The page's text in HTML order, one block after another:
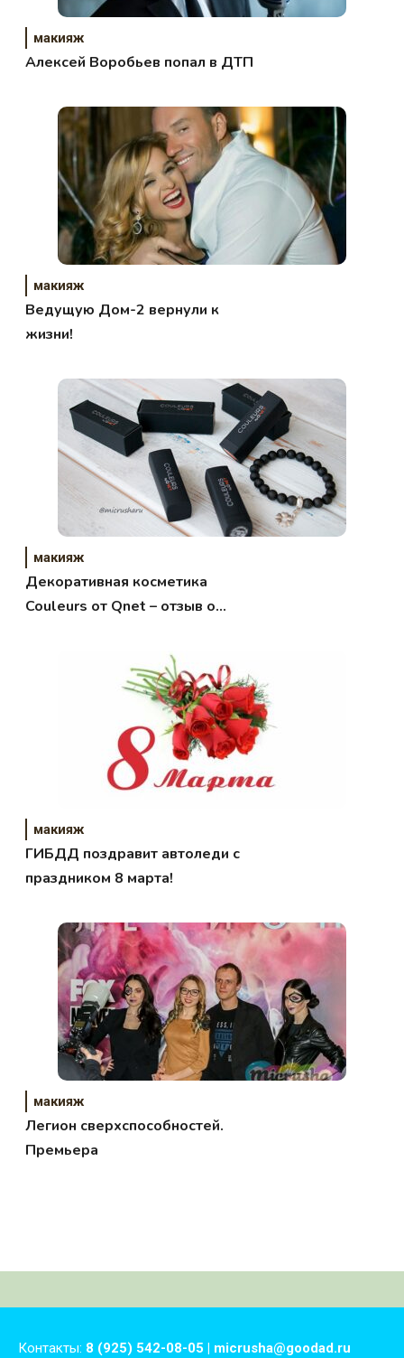
макияж
Алексей Воробьев попал в ДТП
макияж
Ведущую Дом-2 вернули к
жизни!
макияж
Декоративная косметика
Couleurs от Qnet – отзыв о
макияж
ГИБДД поздравит автоледи с
праздником 8 марта!
макияж
Легион сверхспособностей.
Премьера
Контакты: 8 (925) 542-08-05 | micrusha@goodad.ru